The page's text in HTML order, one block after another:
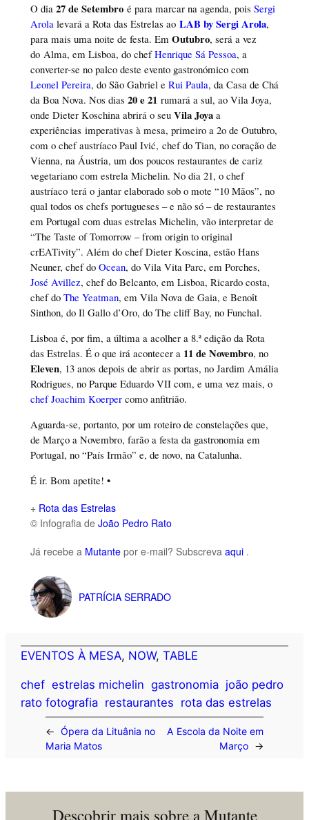
O dia 27 de Setembroé para marcar na agenda, pois Sergi
Arolalevará a Rota das Estrelas ao LAB by Sergi Arola,
para mais uma noite de festa. Em Outubro, será a vez
do Alma, em Lisboa, do chefHenrique Sá Pessoa, a
converter-se no palco deste evento gastronómico com
Leonel Pereira, do São Gabriel e Rui Paula, da Casa de Chá
da Boa Nova. Nos dias 20 e 21 rumará a sul, ao Vila Joya,
onde Dieter Koschina abrirá o seu Vila Joyaa
experiências imperativas à mesa, primeiro a 2o de Outubro,
com o chef austríaco Paul Ivić, chef do Tian, no coração de
Vienna, na Áustria, um dos poucos restaurantes de cariz
vegetariano com estrela Michelin. No dia 21, o chef
austríaco terá o jantar elaborado sob o mote “10 Mãos”, no
qual todos os chefs portugueses – e não só – de restaurantes
em Portugal com duas estrelas Michelin, vão interpretar de
“The Taste of Tomorrow – from origin to original
crEATivity”. Além do chef Dieter Koscina, estão Hans
Neuner, chef do Ocean, do Vila Vita Parc, em Porches,
José Avillez, chef do Belcanto, em Lisboa, Ricardo costa,
chef do The Yeatman, em Vila Nova de Gaia, e Benoît
Sinthon, do Il Gallo d’Oro, do The cliff Bay, no Funchal.
Lisboa é, por fim, a última a acolher a 8.ª edição da Rota
das Estrelas. É o que irá acontecer a 11 de Novembro, no
Eleven, 13 anos depois de abrir as portas, no Jardim Amália
Rodrigues, no Parque Eduardo VII com, e uma vez mais, o
chef Joachim Koerpercomo anfitrião.
Aguarda-se, portanto, por um roteiro de constelações que,
de Março a Novembro, farão a festa da gastronomia em
Portugal, no “País Irmão” e, de novo, na Catalunha.
É ir. Bom apetite! •
+ Rota das Estrelas
© Infografia de João Pedro Rato
Já recebe a Mutantepor e-mail? Subscreva aqui .
PATRÍCIA SERRADO
EVENTOS À MESA, NOW, TABLE
chef estrelas michelin gastronomia joão pedro
rato fotografia restaurantes rota das estrelas
←
Ópera da Lituânia no
Maria Matos
A Escola da Noite em
Março
→